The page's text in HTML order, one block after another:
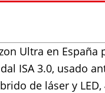
Ultra en España
ISA 3.0, usado
de láser y LED,